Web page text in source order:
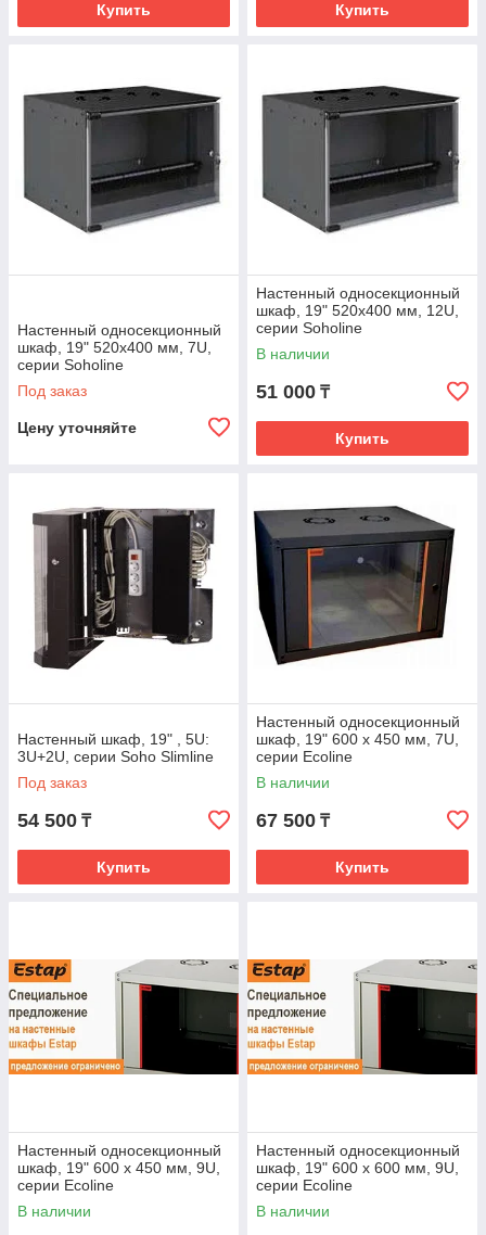
Купить Купить
Настенный односекционный
шкаф, 19" 520x400 мм, 7U,
серии Soholine
Под заказ
Цену уточняйте
Настенный односекционный
шкаф, 19" 520x400 мм, 12U,
серии Soholine
В наличии
51 000 ₸
Купить
Настенный шкаф, 19" , 5U:
3U+2U, серии Soho Slimline
Под заказ
54 500 ₸
Купить
Настенный односекционный
шкаф, 19" 600 х 450 мм, 7U,
серии Ecoline
В наличии
67 500 ₸
Купить
Настенный односекционный
шкаф, 19" 600 х 450 мм, 9U,
серии Ecoline
В наличии
Настенный односекционный
шкаф, 19" 600 х 600 мм, 9U,
серии Ecoline
В наличии